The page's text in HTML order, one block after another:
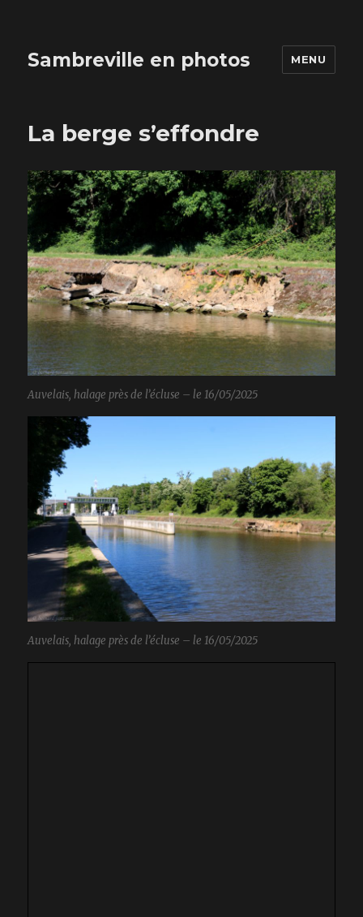
Sambreville en photos MENU
La berge s’effondre
Auvelais, halage près de l’écluse – le 16/05/2025
Auvelais, halage près de l’écluse – le 16/05/2025